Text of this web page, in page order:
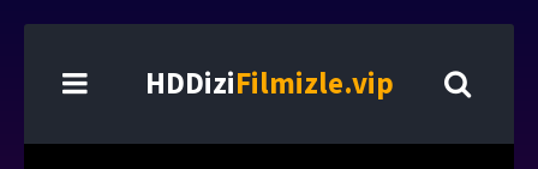
HDDiziFilmizle.vip